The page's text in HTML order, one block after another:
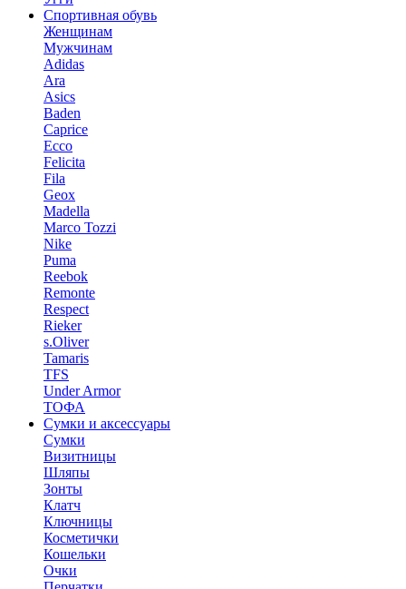
Спортивная обувь
Женщинам
Мужчинам
Adidas
Ara
Asics
Baden
Caprice
Ecco
Felicita
Fila
Geox
Madella
Marco Tozzi
Nike
Puma
Reebok
Remonte
Respect
Rieker
s.Oliver
Tamaris
TFS
Under Armor
ТОФА
Сумки и аксессуары
Сумки
Визитницы
Шляпы
Зонты
Клатч
Ключницы
Косметички
Кошельки
Очки